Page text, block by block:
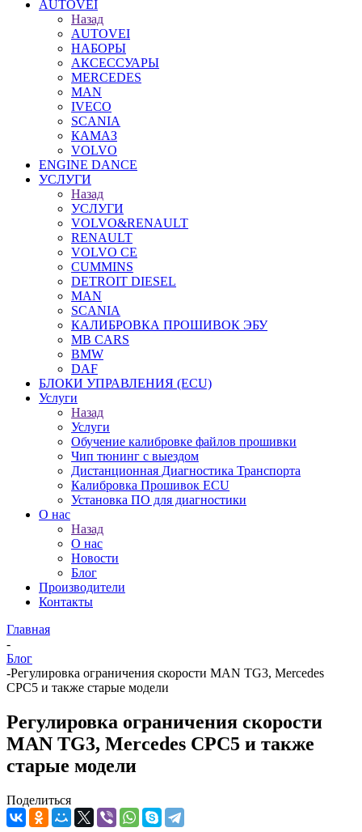
AUTOVEI
Назад
AUTOVEI
НАБОРЫ
АКСЕССУАРЫ
MERCEDES
MAN
IVECO
SCANIA
КАМАЗ
VOLVO
ENGINE DANCE
УСЛУГИ
Назад
УСЛУГИ
VOLVO&RENAULT
RENAULT
VOLVO CE
CUMMINS
DETROIT DIESEL
MAN
SCANIA
КАЛИБРОВКА ПРОШИВОК ЭБУ
MB CARS
BMW
DAF
БЛОКИ УПРАВЛЕНИЯ (ECU)
Услуги
Назад
Услуги
Обучение калибровке файлов прошивки
Чип тюнинг с выездом
Дистанционная Диагностика Транспорта
Калибровка Прошивок ECU
Установка ПО для диагностики
О нас
Назад
О нас
Новости
Блог
Производители
Контакты
Главная
-
Блог
-Регулировка ограничения скорости MAN TG3, Mercedes
CPC5 и также старые модели
Регулировка ограничения скорости
MAN TG3, Mercedes CPC5 и также
старые модели
Поделиться